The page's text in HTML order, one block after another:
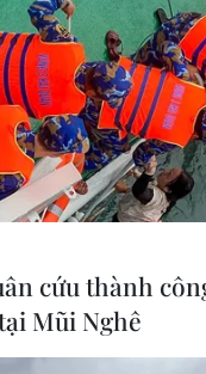
hộ tại Bỉ cho biết
đường ray tại
người thiệt mạng và
cứu thành
Mũi Nghê